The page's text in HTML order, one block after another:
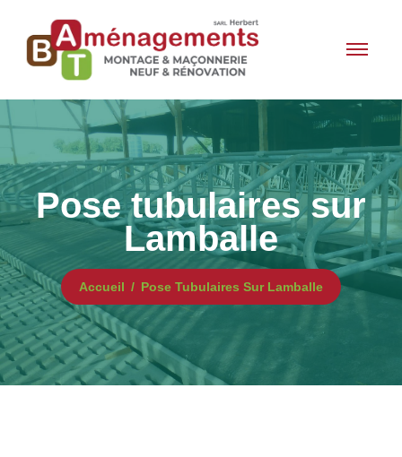
Pose tubulaires sur
Lamballe
Accueil Pose Tubulaires Sur Lamballe